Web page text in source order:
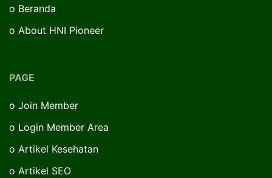
o Beranda
o About HNI Pioneer
PAGE
o Join Member
o Login Member Area
o Artikel Kesehatan
o Artikel SEO